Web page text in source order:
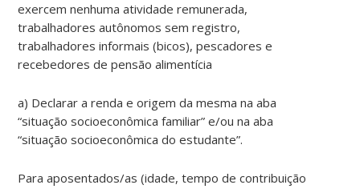
exercem nenhuma atividade remunerada,
trabalhadores autônomos sem registro,
trabalhadores informais (bicos), pescadores e
recebedores de pensão alimentícia
a) Declarar a renda e origem da mesma na aba
“situação socioeconômica familiar” e/ou na aba
“situação socioeconômica do estudante”.
Para aposentados/as (idade, tempo de contribuição